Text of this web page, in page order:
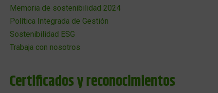
Memoria de sostenibilidad 2024
Política Integrada de Gestión
Sostenibilidad ESG
Trabaja con nosotros
Certificados y reconocimientos